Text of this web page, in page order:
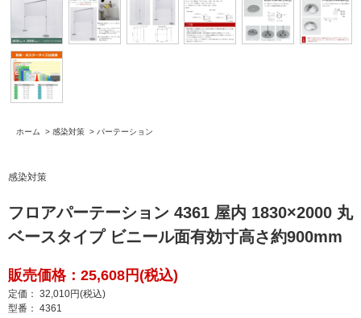
ホーム > 感染対策 > パーテーション
感染対策
フロアパーテーション 4361 屋内 1830×2000 丸
ベースタイプ ビニール面有効寸高さ約900mm
販売価格：25,608円(税込)
定価： 32,010円(税込)
型番： 4361